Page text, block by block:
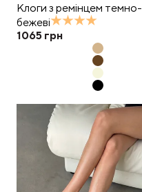
Клоги з ремінцем темно-
бежеві
1065 грн